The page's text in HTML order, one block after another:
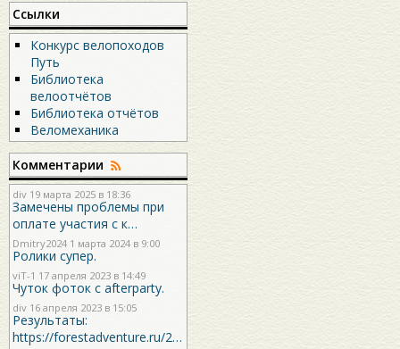
Ссылки
Конкурс велопоходов
Путь
Библиотека
велоотчётов
Библиотека отчётов
Веломеханика
Комментарии
div 19 марта 2025 в 18:36
Замечены проблемы при
оплате участия с к…
Dmitry2024 1 марта 2024 в 9:00
Ролики супер.
viT-1 17 апреля 2023 в 14:49
Чуток фоток с afterparty.
div 16 апреля 2023 в 15:05
Результаты:
https://forestadventure.ru/2…